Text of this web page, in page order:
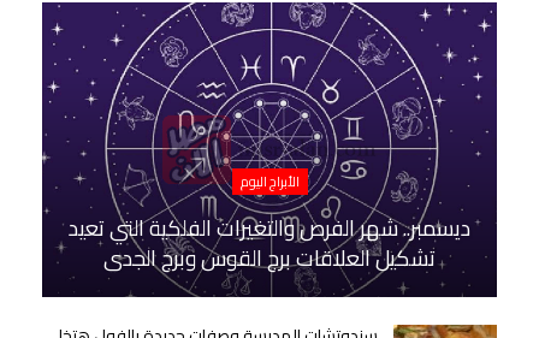
الأبراج اليوم
ديسمبر.. شهر الفرص والتغيرات الفلكية التي تعيد
تشكيل العلاقات برج القوس وبرج الجدي